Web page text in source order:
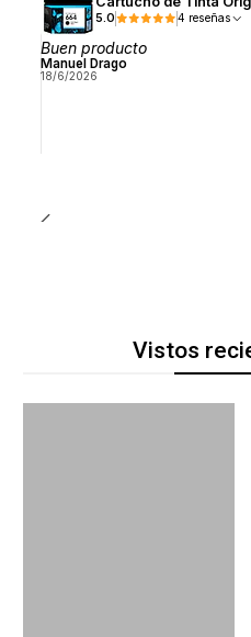
5.0 4 reseñas
Buen producto
Manuel Drago
18/6/2026
Vistos